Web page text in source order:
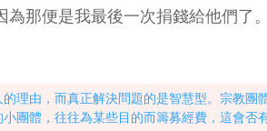
那便是我最後一次捐錢給他們了
理由，而真正解決問題的是智慧型。宗教團
團體，往往為某些目的而籌募經費，這會否